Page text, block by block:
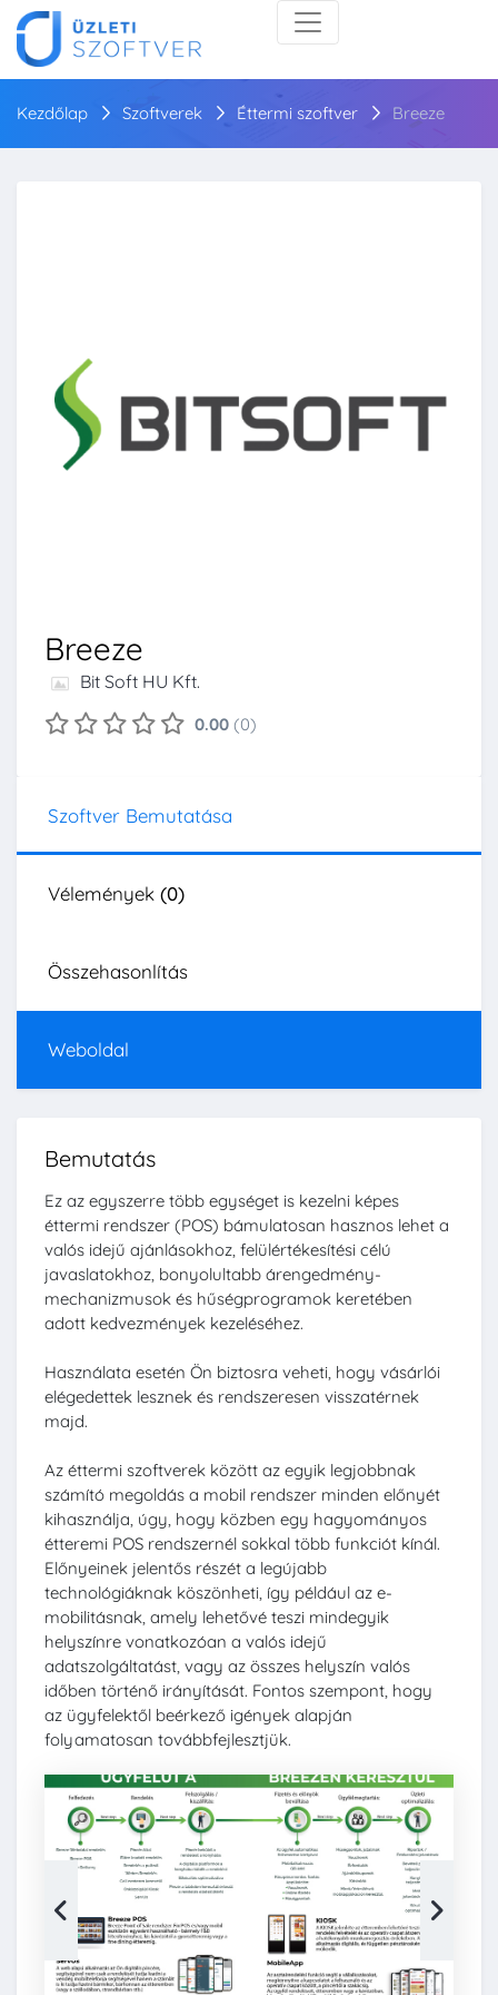
Kezdőlap Szoftverek Éttermi szoftver Breeze
Breeze
Bit Soft HU Kft.
0.00 (0)
Szoftver Bemutatása
Vélemények (0)
Összehasonlítás
Weboldal
Bemutatás
Ez az egyszerre több egységet is kezelni képes
éttermi rendszer (POS) bámulatosan hasznos lehet a
valós idejű ajánlásokhoz, felülértékesítési célú
javaslatokhoz, bonyolultabb árengedmény-
mechanizmusok és hűségprogramok keretében
adott kedvezmények kezeléséhez.
Használata esetén Ön biztosra veheti, hogy vásárlói
elégedettek lesznek és rendszeresen visszatérnek
majd.
Az éttermi szoftverek között az egyik legjobbnak
számító megoldás a mobil rendszer minden előnyét
kihasználja, úgy, hogy közben egy hagyományos
étteremi POS rendszernél sokkal több funkciót kínál.
Előnyeinek jelentős részét a legújabb
technológiáknak köszönheti, így például az e-
mobilitásnak, amely lehetővé teszi mindegyik
helyszínre vonatkozóan a valós idejű
adatszolgáltatást, vagy az összes helyszín valós
időben történő irányítását. Fontos szempont, hogy
az ügyfelektől beérkező igények alapján
folyamatosan továbbfejlesztjük.